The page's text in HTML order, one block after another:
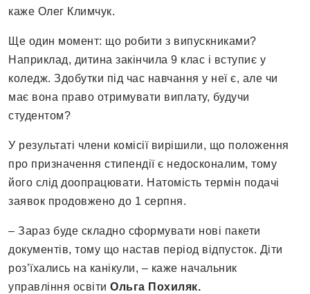
каже Олег Климчук.
Ще один момент: що робити з випускниками?
Наприклад, дитина закінчила 9 клас і вступиє у
коледж. Здобутки під час навчання у неї є, але чи
має вона право отримувати виплату, будучи
студентом?
У результаті члени комісії вирішили, що положення
про призначення стипендії є недосконалим, тому
його слід доопрацювати. Натомість термін подачі
заявок продовжено до 1 серпня.
– Зараз буде складно сформувати нові пакети
документів, тому що настав період відпусток. Діти
роз’їхались на канікули, – каже начальник
управління освіти Ольга Похиляк.